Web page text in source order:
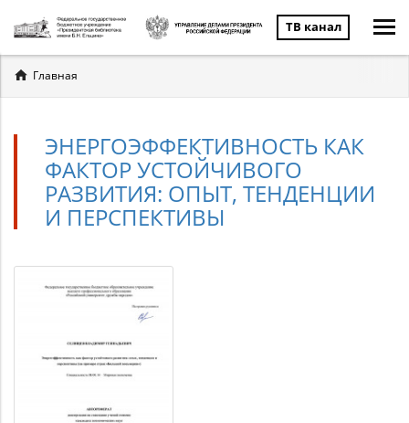
ТВ канал
Вы
здесь
Главная
ЭНЕРГОЭФФЕКТИВНОСТЬ КАК
ФАКТОР УСТОЙЧИВОГО
РАЗВИТИЯ: ОПЫТ, ТЕНДЕНЦИИ
И ПЕРСПЕКТИВЫ